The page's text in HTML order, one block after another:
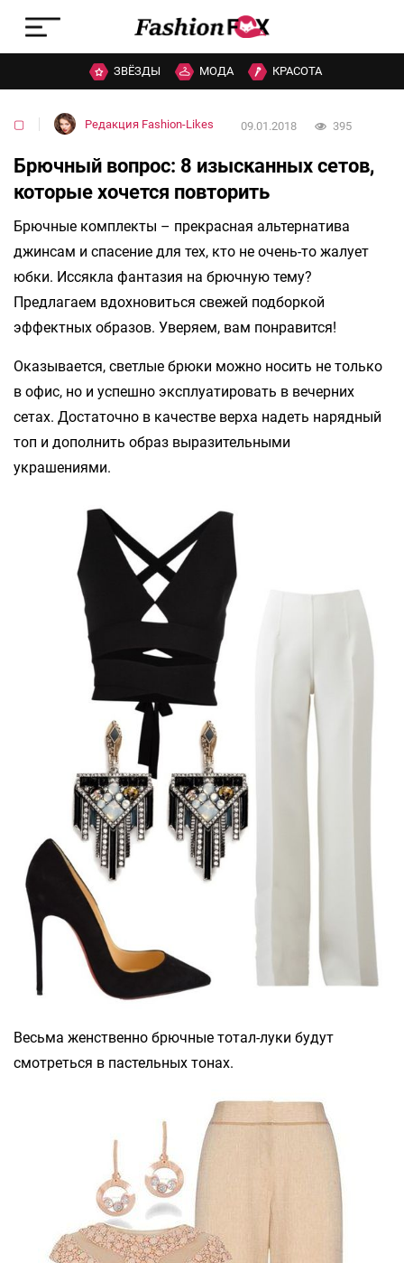
ЗВЁЗДЫ МОДА КРАСОТА
▢ Редакция Fashion-Likes 09.01.2018 395
Брючный вопрос: 8 изысканных сетов,
которые хочется повторить
Брючные комплекты – прекрасная альтернатива
джинсам и спасение для тех, кто не очень-то жалует
юбки. Иссякла фантазия на брючную тему?
Предлагаем вдохновиться свежей подборкой
эффектных образов. Уверяем, вам понравится!
Оказывается, светлые брюки можно носить не только
в офис, но и успешно эксплуатировать в вечерних
сетах. Достаточно в качестве верха надеть нарядный
топ и дополнить образ выразительными
украшениями.
Весьма женственно брючные тотал-луки будут
смотреться в пастельных тонах.